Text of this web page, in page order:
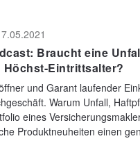
Braucht eine
Höchst-Eintrittsalter?
und Garant laufender
Warum Unfall,
eines
Produktneuheiten einen